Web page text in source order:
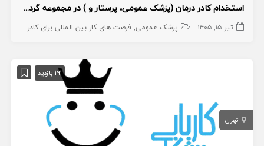
استخدام کادر درمان (پزشک عمومی، پرستار و ) در مجموعه گردشگری
تیر ۱۵, ۱۴۰۵ پزشک عمومی فرصت های کار بین المللی برای کادر درمان
191 بازدید
تهران